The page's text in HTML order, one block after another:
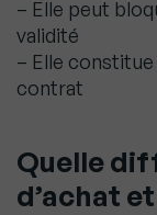
– Elle peut
validité
– Elle
contrat
Quelle
d’achat